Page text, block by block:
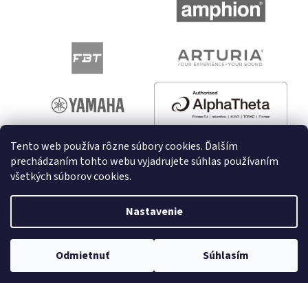
Tento web používa rôzne súbory cookies. Ďalším
prechádzaním tohto webu vyjadrujete súhlas používaním
všetkých súborov cookies.
Nastavenie
Odmietnuť Súhlasím
Vytvoril Shoptet
Copyright 2026melodyshop.sk. Všetky práva vyhradené.
Upraviť nastavenie cookies